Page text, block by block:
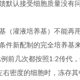
默认接受细胞质量没有问
（灌液培养基）不能再
件新配制的完全培养基
前几次都按照1:2传代
右密度的细胞时，冻存